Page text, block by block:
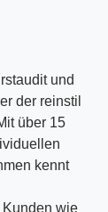
und
der reinstil
über 15
kennt
Kunden wie